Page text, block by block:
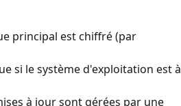
principal est chiffré (par
si le système d'exploitation est à
à jour sont gérées par une